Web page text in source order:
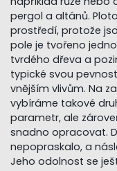
pergol a altánů.
prostředí, protože
pole je tvořeno
tvrdého dřeva a
typické svou
vnějším vlivům. Na
vybíráme takové
parametr, ale
snadno opracovat.
nepopraskalo, a
Jeho odolnost se